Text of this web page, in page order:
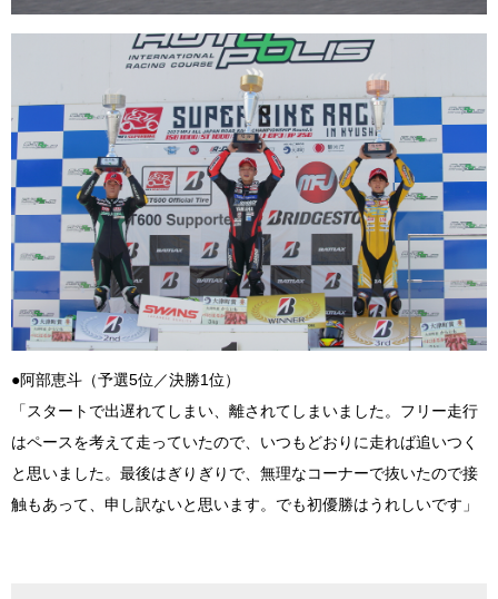
●阿部恵斗（予選5位／決勝1位）
「スタートで出遅れてしまい、離されてしまいました。フリー走行
はペースを考えて走っていたので、いつもどおりに走れば追いつく
と思いました。最後はぎりぎりで、無理なコーナーで抜いたので接
触もあって、申し訳ないと思います。でも初優勝はうれしいです」